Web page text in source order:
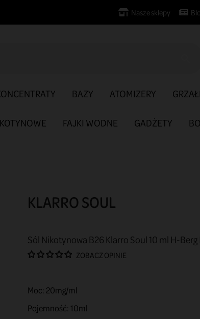
Nasze sklepy
BAZY ATOMIZERY
FAJKI WODNE GADŻETY
KLARRO SOUL
Sól Nikotynowa B26 Klarro Soul 10 ml H-Berg
ZOBACZ OPINIE
Moc: 20mg/ml
Pojemność: 10ml